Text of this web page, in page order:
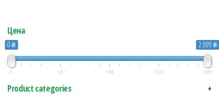
Цена
0 ₴ 2 099 ₴
0 525 1 050 1 574 2 099
Product categories +